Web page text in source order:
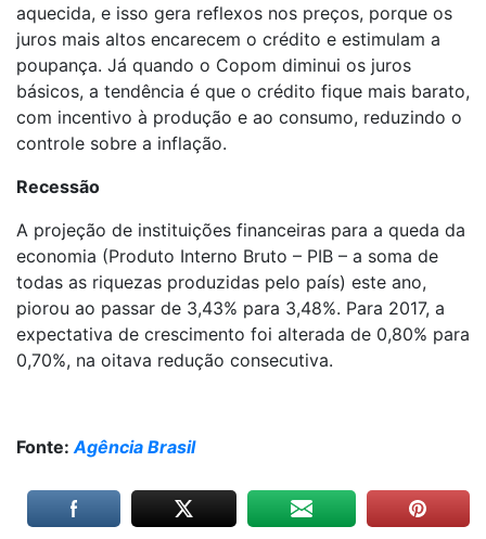
aquecida, e isso gera reflexos nos preços, porque os
juros mais altos encarecem o crédito e estimulam a
poupança. Já quando o Copom diminui os juros
básicos, a tendência é que o crédito fique mais barato,
com incentivo à produção e ao consumo, reduzindo o
controle sobre a inflação.
Recessão
A projeção de instituições financeiras para a queda da
economia (Produto Interno Bruto – PIB – a soma de
todas as riquezas produzidas pelo país) este ano,
piorou ao passar de 3,43% para 3,48%. Para 2017, a
expectativa de crescimento foi alterada de 0,80% para
0,70%, na oitava redução consecutiva.
Fonte:Agência Brasil